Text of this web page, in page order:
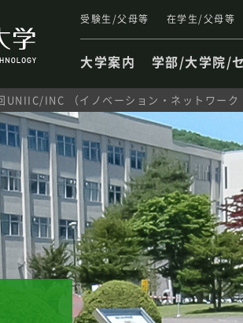
受験生/父母等 在学生/父母等
大学案内 学部/大学院/
UNIIC/INC （イノベーション・ネットワーク